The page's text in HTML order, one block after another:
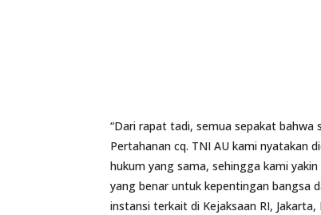
“Dari rapat tadi, semua sepakat
Pertahanan cq. TNI AU kami nyatakan
hukum yang sama, sehingga kami
yang benar untuk kepentingan bangsa
instansi terkait di Kejaksaan RI, Jakarta,